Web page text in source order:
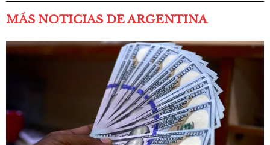
MÁS NOTICIAS DE ARGENTINA